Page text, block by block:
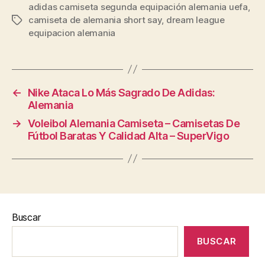
Etiquetas
adidas camiseta segunda equipación alemania uefa
camiseta de alemania short say, dream league
equipacion alemania
←
Nike Ataca Lo Más Sagrado De Adidas:
Alemania
→ Voleibol Alemania Camiseta – Camisetas De
Fútbol Baratas Y Calidad Alta – SuperVigo
Buscar
BUSCAR